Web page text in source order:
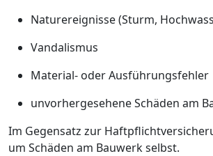
Naturereignisse (Sturm,
Vandalismus
Material- oder Ausführungsfehler
unvorhergesehene Schäden am
Im Gegensatz zur
um Schäden am Bauwerk selbst.